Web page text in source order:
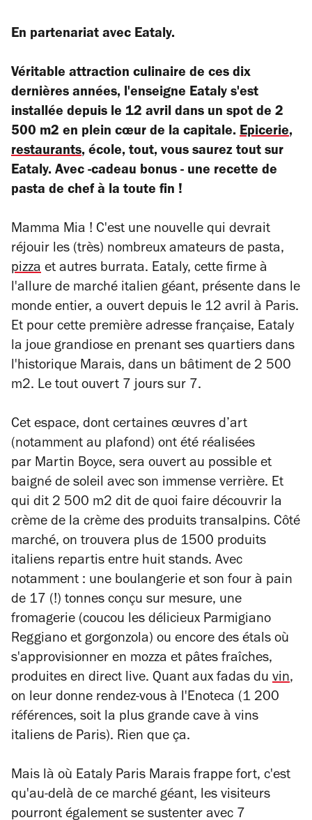
En partenariat avec Eataly.
Véritable attraction culinaire de ces dix
dernières années, l'enseigne Eataly s'est
installée depuis le 12 avril dans un spot de 2
500 m2 en plein cœur de la capitale. Epicerie,
restaurants, école, tout, vous saurez tout sur
Eataly. Avec -cadeau bonus - une recette de
pasta de chef à la toute fin !
Mamma Mia ! C'est une nouvelle qui devrait
réjouir les (très) nombreux amateurs de pasta,
pizza et autres burrata. Eataly, cette firme à
l'allure de marché italien géant, présente dans le
monde entier, a ouvert depuis le 12 avril à Paris.
Et pour cette première adresse française, Eataly
la joue grandiose en prenant ses quartiers dans
l'historique Marais, dans un bâtiment de 2 500
m2. Le tout ouvert 7 jours sur 7.
Cet espace, dont certaines œuvres d’art
(notamment au plafond) ont été réalisées
par Martin Boyce, sera ouvert au possible et
baigné de soleil avec son immense verrière. Et
qui dit 2 500 m2 dit de quoi faire découvrir la
crème de la crème des produits transalpins. Côté
marché, on trouvera plus de 1500 produits
italiens repartis entre huit stands. Avec
notamment : une boulangerie et son four à pain
de 17 (!) tonnes conçu sur mesure, une
fromagerie (coucou les délicieux Parmigiano
Reggiano et gorgonzola) ou encore des étals où
s'approvisionner en mozza et pâtes fraîches,
produites en direct live. Quant aux fadas du vin,
on leur donne rendez-vous à l'Enoteca (1 200
références, soit la plus grande cave à vins
italiens de Paris). Rien que ça.
Mais là où Eataly Paris Marais frappe fort, c'est
qu'au-delà de ce marché géant, les visiteurs
pourront également se sustenter avec 7